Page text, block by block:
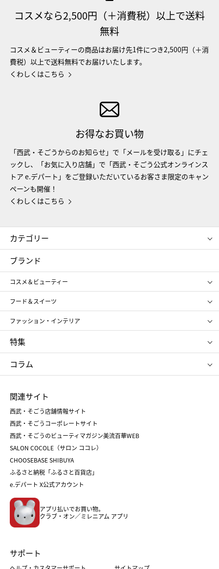
コスメなら2,500円（＋消費税）以上で送料
無料
コスメ＆ビューティーの商品はお届け先1件につき2,500円（＋消
費税）以上で送料無料でお届けいたします。
くわしくはこちら
お得なお買い物
「西武・そごうからのお知らせ」で「メールを受け取る」にチェ
ックし、「お気に入り店舗」で「西武・そごう公式オンラインス
トア e.デパート」をご登録いただいているお客さま限定のキャン
ペーンも開催！
くわしくはこちら
カテゴリー
コスメ＆ビューティー
ギフト
レディース
メンズ
スポーツ・アウトドア
お中元
お歳暮
ブランド
コスメ＆ビューティー
SHISEIDO
ポール&ジョー ボーテ
ジルスチュアート
NARS
RMK
クリニーク
SK-Ⅱ
フード＆スイーツ
アンリ・シャルパンティエ
ゴディバ
新宿高野
たねや
ねんりん家
ファッション・インテリア
ポロ ラルフ ローレン
タケオ キクチ
ママ＆キッズ
シュタイフ
特集
お中元
ひな人形
五月人形
父の日
クリスマスケーキ
ホワイトデー
コラム
菓子折り
和菓子
人気のギフト
バレンタイン
ホワイトデー
おせち
フード
ホーム・キッチン＆アート
関連サイト
西武・そごう店舗情報サイト
西武・そごうコーポレートサイト
西武・そごうのビューティマガジン美流百華WEB
SALON COCOLE（サロン ココレ）
CHOOSEBASE SHIBUYA
ふるさと納税「ふるさと百貨店」
e.デパート X公式アカウント
アプリ払いでお買い物。
クラブ・オン／ミレニアム アプリ
サポート